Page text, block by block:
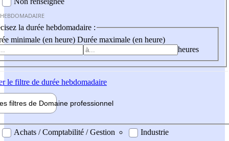
la durée hebdomadaire :
minimale (en heure) Durée maximale (en heure)
heures
le filtre de durée hebdomadaire
filtres de Domaine professionnel
professionel
Achats / Comptabilité / Gestion
Industrie